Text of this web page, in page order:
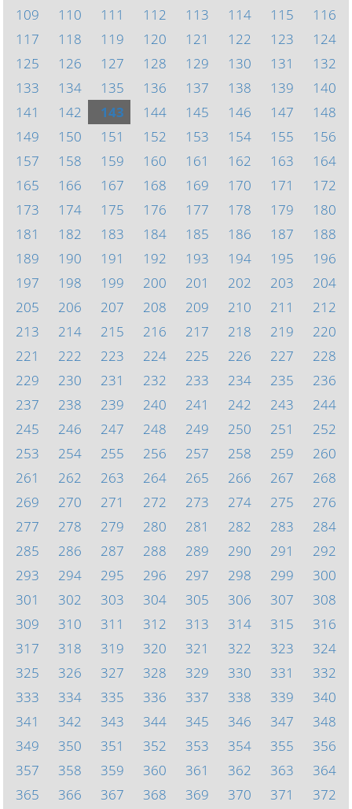
109
110 111 112 113 114 115
116
117
118 119 120 121 122 123
124
125
126 127 128 129 130 131
132
133
134 135 136 137 138 139
140
141
142 143 144 145 146 147
148
149
150 151 152 153 154 155
156
157
158 159 160 161 162 163
164
165
166 167 168 169 170 171
172
173
174 175 176 177 178 179
180
181
182 183 184 185 186 187
188
189
190 191 192 193 194 195
196
197
198 199 200 201 202 203
204
205
206 207 208 209 210 211
212
213
214 215 216 217 218 219
220
221
222 223 224 225 226 227
228
229
230 231 232 233 234 235
236
237
238 239 240 241 242 243
244
245
246 247 248 249 250 251
252
253
254 255 256 257 258 259
260
261
262 263 264 265 266 267
268
269
270 271 272 273 274 275
276
277
278 279 280 281 282 283
284
285
286 287 288 289 290 291
292
293
294 295 296 297 298 299
300
301
302 303 304 305 306 307
308
309
310 311 312 313 314 315
316
317
318 319 320 321 322 323
324
325
326 327 328 329 330 331
332
333
334 335 336 337 338 339
340
341
342 343 344 345 346 347
348
349
350 351 352 353 354 355
356
357
358 359 360 361 362 363
364
365
366 367 368 369 370 371 372